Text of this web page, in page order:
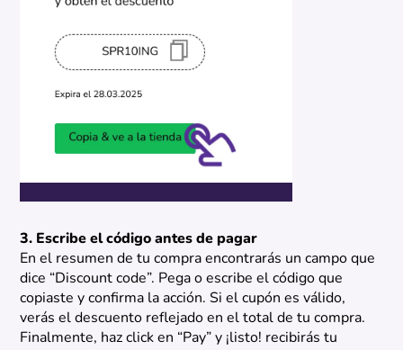
3. Escribe el código antes de pagar
En el resumen de tu compra encontrarás un campo que
dice “Discount code”. Pega o escribe el código que
copiaste y confirma la acción. Si el cupón es válido,
verás el descuento reflejado en el total de tu compra.
Finalmente, haz click en “Pay” y ¡listo! recibirás tu